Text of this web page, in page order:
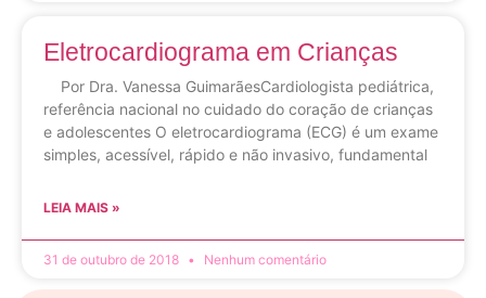
Eletrocardiograma em Crianças
Por Dra. Vanessa GuimarãesCardiologista pediátrica,
referência nacional no cuidado do coração de crianças
e adolescentes O eletrocardiograma (ECG) é um exame
simples, acessível, rápido e não invasivo, fundamental
LEIA MAIS »
31 de outubro de 2018 Nenhum comentário